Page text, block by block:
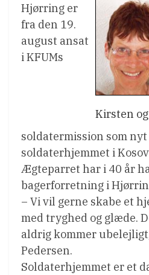
Kirsten
Hjørring er
fra den 19.
august ansat
i KFUMs
soldatermission som
soldaterhjemmet i
Ægteparret har i 40 år
bagerforretning i
– Vi vil gerne skabe et
med tryghed og glæde.
aldrig kommer
Pedersen.
Soldaterhjemmet er et